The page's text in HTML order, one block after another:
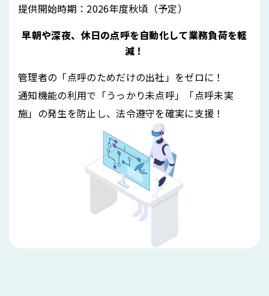
提供開始時期：2026年度秋頃（予定）
早朝や深夜、休日の点呼を自動化して業務負荷を軽
減！
管理者の「点呼のためだけの出社」をゼロに！
通知機能の利用で「うっかり未点呼」「点呼未実
施」の発生を防止し、法令遵守を確実に支援！